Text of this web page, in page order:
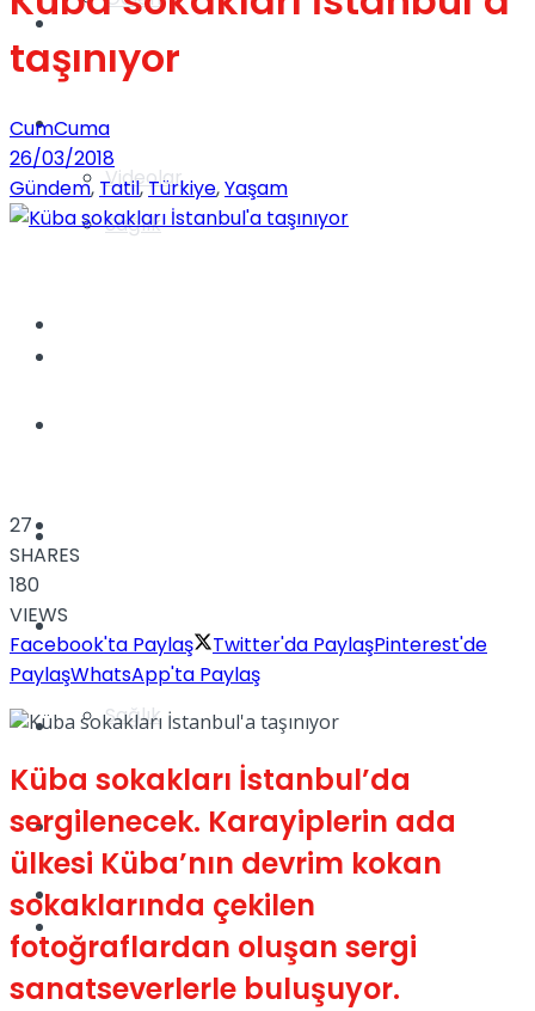
Videolar
Sağlık
TV
Gündem
Yaşam
Sağlık
Türkiye
Müzik
Sinema
taşınıyor
CumCuma
26/03/2018
Gündem, Tatil,Türkiye,Yaşam
27
SHARES
180
VIEWS
Facebook'ta Paylaş
Twitter'da PaylaşPinterest'de
PaylaşWhatsApp'ta Paylaş
Küba sokakları İstanbul’da
sergilenecek. Karayiplerin ada
ülkesi Küba’nın devrim kokan
sokaklarında çekilen
fotoğraflardan oluşan sergi
sanatseverlerle buluşuyor.